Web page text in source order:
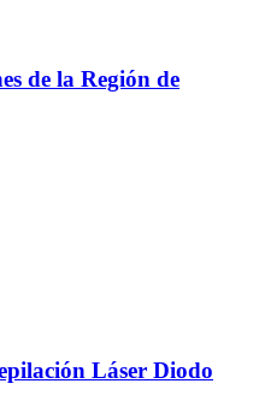
de la Región de
Láser Diodo